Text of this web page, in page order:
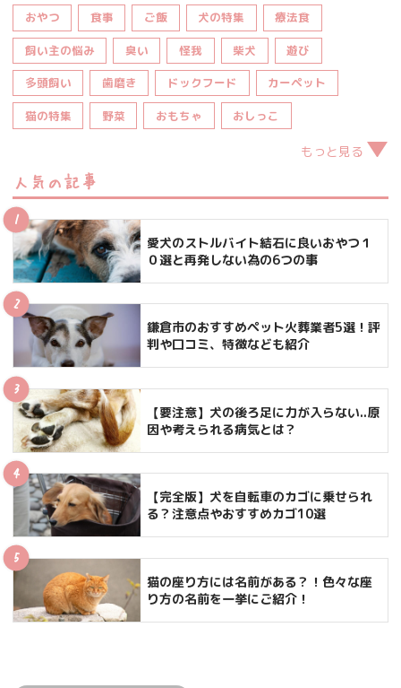
おやつ 食事 ご飯 犬の特集 療法食
飼い主の悩み 臭い 怪我 柴犬 遊び
多頭飼い 歯磨き ドックフード カーペット
猫の特集 野菜 おもちゃ おしっこ
もっと見る
人気の記事
愛犬のストルバイト結石に良いおやつ１
０選と再発しない為の6つの事
鎌倉市のおすすめペット火葬業者5選！評
判や口コミ、特徴なども紹介
【要注意】犬の後ろ足に力が入らない..原
因や考えられる病気とは？
【完全版】犬を自転車のカゴに乗せられ
る？注意点やおすすめカゴ10選
猫の座り方には名前がある？！色々な座
り方の名前を一挙にご紹介！